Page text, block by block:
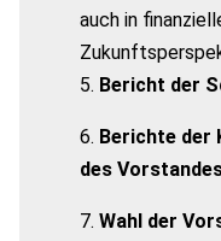
auch in
Bericht der
Berichte der
des
Wahl der